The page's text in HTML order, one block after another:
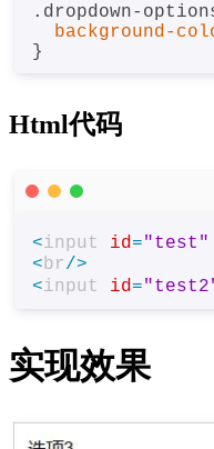
.dropdown-
background-
Html代码
<input id="test"
<br/>
<input id=
实现效果